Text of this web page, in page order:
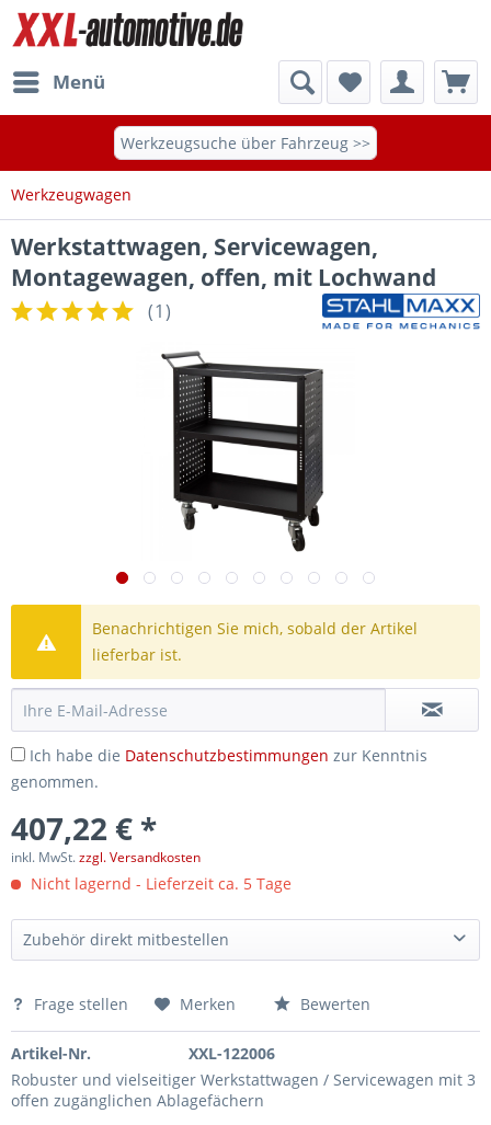
Menü
Werkzeugsuche über Fahrzeug >>
Werkzeugwagen
Werkstattwagen, Servicewagen,
Montagewagen, offen, mit Lochwand
(1)
Benachrichtigen Sie mich, sobald der Artikel
lieferbar ist.
Ich habe die Datenschutzbestimmungen zur Kenntnis
genommen.
407,22 € *
inkl. MwSt.zzgl. Versandkosten
Nicht lagernd - Lieferzeit ca. 5 Tage
Zubehör direkt mitbestellen
Magnet-Spraydosen-Ablage 210 mm
Ablagefach / Dosenhalter für Werkstattwagen und Lochwand, 270 mm breit
11,65 €*
Frage stellen Merken Bewerten
Artikel-Nr.
XXL-122006
Robuster und vielseitiger Werkstattwagen / Servicewagen mit 3
offen zugänglichen Ablagefächern